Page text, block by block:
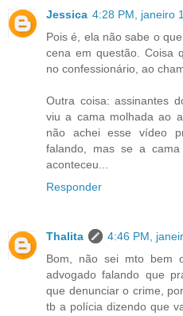
Jessica 4:28 PM, janeiro
Pois é, ela não sabe o
cena em questão. Coisa
no confessionário, ao
Outra coisa: assinantes
viu a cama molhada ao
não achei esse vídeo
falando, mas se a cama
aconteceu...
Responder
Thalita
4:46 PM,
Bom, não sei mto bem
advogado falando que
que denunciar o crime,
tb a polícia dizendo que